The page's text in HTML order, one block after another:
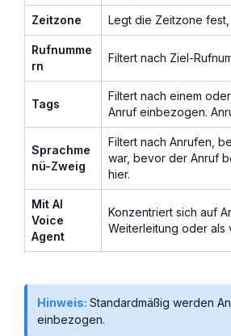
Zeitzone Legt die Zeitzone
Rufnumme
rn
Filtert nach Ziel-
Tags
Filtert nach einem
Anruf einbezogen.
Sprachme
nü-Zweig
Filtert nach Anrufen,
war, bevor der Anruf
hier.
Mit AI
Voice
Agent
Konzentriert sich auf
Weiterleitung oder als
Hinweis: Standardmäßig werden
einbezogen.